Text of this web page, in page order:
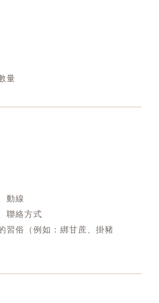
量
動線
聯絡方式
習俗（例如：綁甘蔗、掛豬